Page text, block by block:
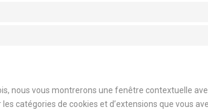
nous vous montrerons une fenêtre contextuelle
catégories de cookies et d’extensions que vous